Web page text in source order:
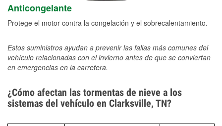
Anticongelante
Protege el motor contra la congelación y el sobrecalentamiento.
Estos suministros ayudan a prevenir las fallas más comunes del
vehículo relacionadas con el invierno antes de que se conviertan
en emergencias en la carretera.
¿Cómo afectan las tormentas de nieve a los
sistemas del vehículo en Clarksville, TN?